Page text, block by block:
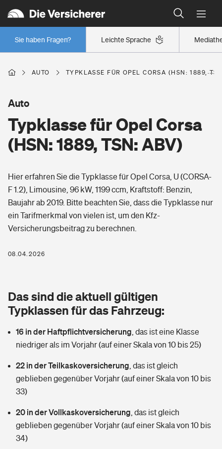
Leichte Sprache
Sie haben Fragen?
Wer versichert was: Jetzt Versicherer finden
Regionalklassen: So ist Ihre Region eingestuft
Wer versichert was: Jetzt Versicherer finden
Berufsunfähigkeitsversicherung
Erwerbsunfähigkeitsversicherung
Grundfähigkeitsversicherung
Arbeitsrechtsschutz
Berufshaftpflichtversicherung
Zur Übersicht
Tools
Wer versichert was: Jetzt Versicherer finden
Sie haben Fragen?
Wohnen
Glasversicherung
Mietkautionsversicherung
Restkreditversicherung
Tools
Freizeit
Pri­vate Haft­pflicht­
Kinderunfall­ver­si­che­rung
Kinderinvalidität
Reiseversicherung
Hundehalter-Haftpflicht
Handyversicherung
Gesundheit
Private Krankenversicherung
Dread-Disease-Versicherung
Tierkrankenversicherung
Tools
Wer versichert was: Jetzt Versicherer finden
AUTO TYPKLASSE FÜR OPEL CORSA (HSN: 1889,
Typklasse für Opel Corsa
(HSN: 1889, TSN: ABV)
Auto
Hier erfahren Sie die Typklasse für Opel Corsa, U (CORSA-
F 1.2), Limousine, 96 kW, 1199 ccm, Kraftstoff: Benzin,
Baujahr ab 2019. Bitte beachten Sie, dass die Typklasse nur
ein Tarifmerkmal von vielen ist, um den Kfz-
Versicherungsbeitrag zu berechnen.
08.04.2026
Das sind die aktuell gültigen
Typklassen für das Fahrzeug:
16 in der Haftpflichtversicherung das ist eine Klasse
niedriger als im Vorjahr (auf einer Skala von 10 bis 25)
22 in der Teilkaskoversicherung das ist gleich
geblieben gegenüber Vorjahr (auf einer Skala von 10 bis
33)
20 in der Vollkaskoversicherung das ist gleich
geblieben gegenüber Vorjahr (auf einer Skala von 10 bis
34)